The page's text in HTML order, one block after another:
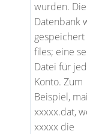
wurden. Die
Datenbank
gespeichert
files; eine
Datei für
Konto. Zum
Beispiel, mail-
xxxxx.dat,
xxxxx die